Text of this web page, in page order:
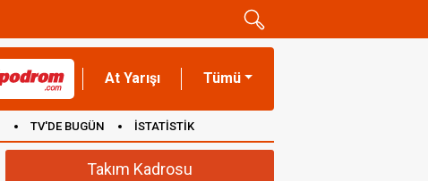
At Yarışı Tümü
TV'DE BUGÜN İSTATİSTİK
Takım Kadrosu